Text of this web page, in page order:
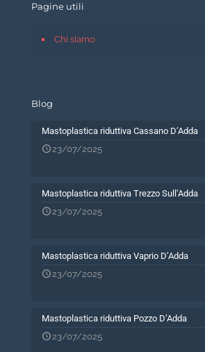
Pagine utili
Chi siamo
Blog
Mastoplastica riduttiva Cassano D’Adda
23/07/2025
Mastoplastica riduttiva Trezzo Sull’Adda
23/07/2025
Mastoplastica riduttiva Vaprio D’Adda
23/07/2025
Mastoplastica riduttiva Pozzo D’Adda
23/07/2025